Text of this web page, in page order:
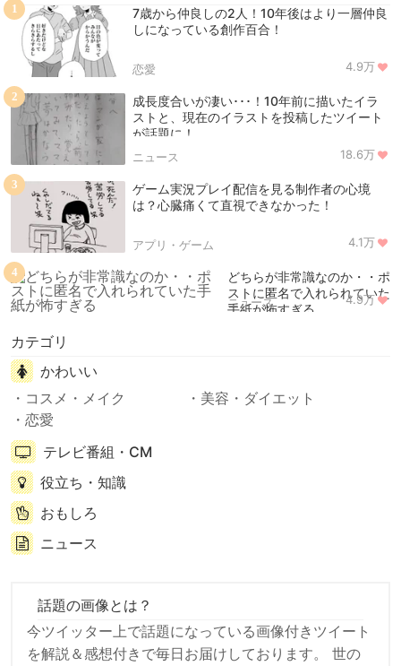
7歳から仲良しの2人！10年後はより一層仲良
しになっている創作百合！
恋愛 4.9万
1
成長度合いが凄い･･･！10年前に描いたイラ
ストと、現在のイラストを投稿したツイート
が話題に！
ニュース 18.6万
2
ゲーム実況プレイ配信を見る制作者の心境
は？心臓痛くて直視できなかった！
アプリ・ゲーム 4.1万
3
どちらが非常識なのか・・ポ
ストに匿名で入れられていた
手紙が怖すぎる
ニュース 4.9万
4
カテゴリ
かわいい
コスメ・メイク
美容・ダイエット
恋愛
テレビ番組・CM
役立ち・知識
おもしろ
ニュース
話題の画像とは？
今ツイッター上で話題になっている画像付きツイート
を解説＆感想付きで毎日お届けしております。 世の